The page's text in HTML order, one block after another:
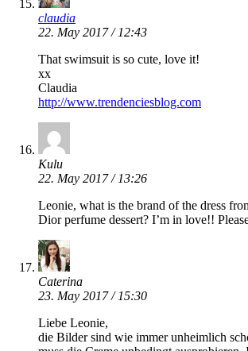
claudia
22. May 2017 / 12:43
That swimsuit is so cute, love it!
xx
Claudia
http://www.trendenciesblog.com
Kulu
22. May 2017 / 13:26
Leonie, what is the brand of the dress
Dior perfume dessert? I’m in love!!
Caterina
23. May 2017 / 15:30
Liebe Leonie,
die Bilder sind wie immer unheimlich